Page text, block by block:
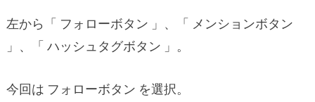
左から「 フォローボタン 」、「 メンションボタン
」、「 ハッシュタグボタン 」。
今回は フォローボタン を選択。